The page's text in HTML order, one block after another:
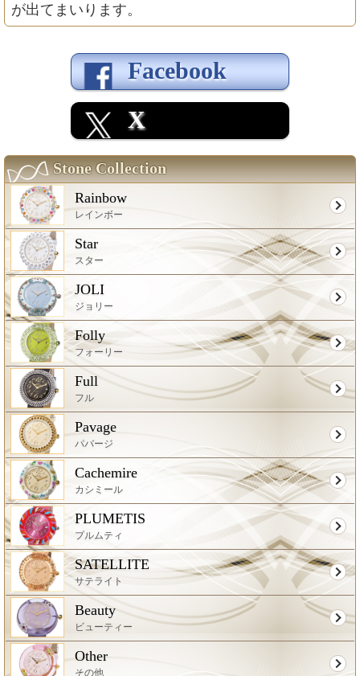
が出てまいります。
Facebook
X
Stone Collection
Rainbow
レインボー
Star
スター
JOLI
ジョリー
Folly
フォーリー
Full
フル
Pavage
パバージ
Cachemire
カシミール
PLUMETIS
プルムティ
SATELLITE
サテライト
Beauty
ビューティー
Other
その他